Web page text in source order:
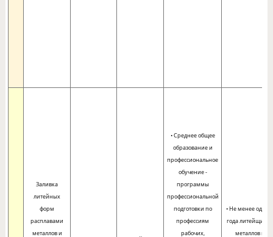
Заливка
литейных
форм
расплавами
металлов и
• Среднее общее
образование и
профессиональное
обучение -
программы
профессиональной
подготовки по
профессиям
рабочих,
• Не менее
года
металлов и